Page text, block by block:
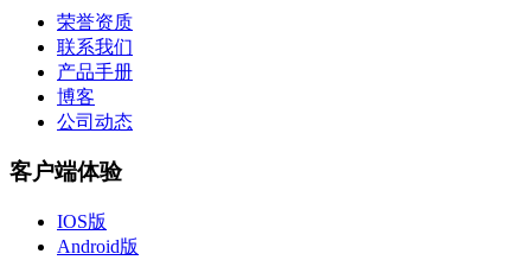
荣誉资质
联系我们
产品手册
博客
公司动态
客户端体验
IOS版
Android版